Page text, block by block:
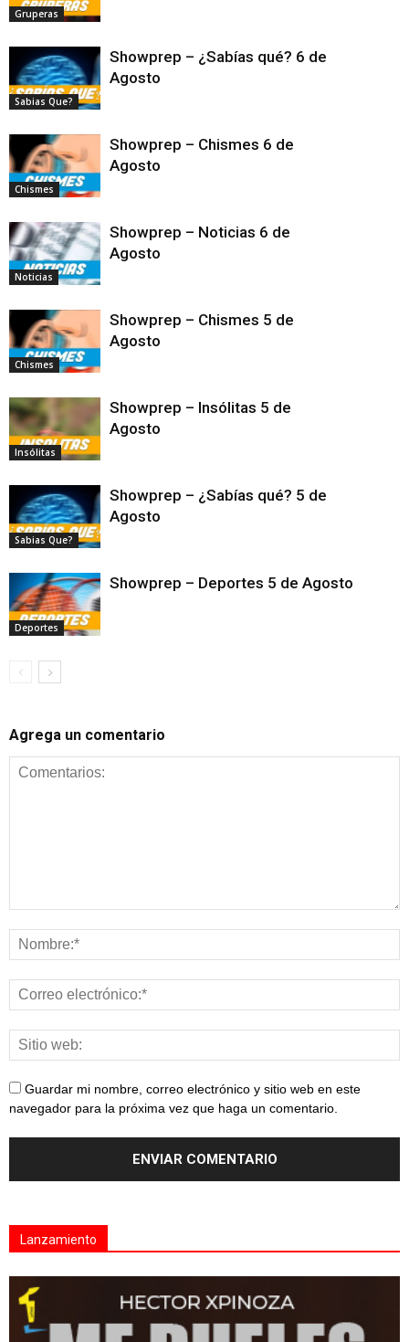
Gruperas
Sabias Que?
Showprep – ¿Sabías qué? 6 de
Agosto
Chismes
Showprep – Chismes 6 de
Agosto
Noticias
Showprep – Noticias 6 de
Agosto
Chismes
Showprep – Chismes 5 de
Agosto
Insólitas
Showprep – Insólitas 5 de
Agosto
Sabias Que?
Showprep – ¿Sabías qué? 5 de
Agosto
Deportes
Showprep – Deportes 5 de Agosto
Agrega un comentario
Guardar mi nombre, correo electrónico y sitio web en este
navegador para la próxima vez que haga un comentario.
Lanzamiento